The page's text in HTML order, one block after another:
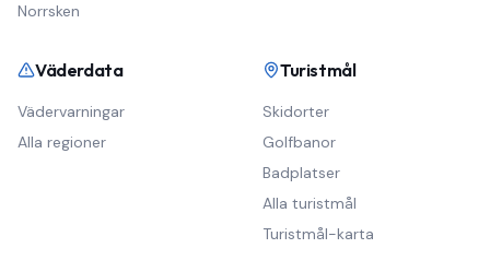
Norrsken
Väderdata
Vädervarningar
Alla regioner
Turistmål
Skidorter
Golfbanor
Badplatser
Alla turistmål
Turistmål-karta